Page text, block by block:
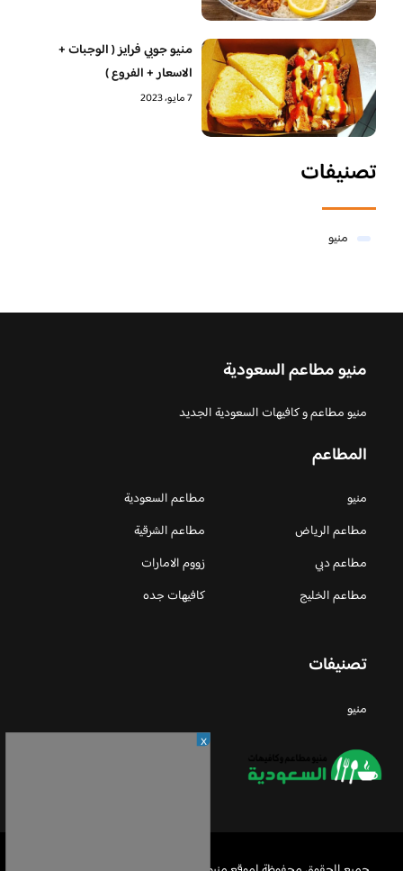
منيو جوبي فرايز ( الوجبات +
الاسعار + الفروع )
7 مايو، 2023
تصنيفات
منيو
منيو مطاعم السعودية
منيو مطاعم و كافيهات السعودية الجديد
المطاعم
منيو
مطاعم السعودية
مطاعم الرياض
مطاعم الشرقية
مطاعم دبي
زووم الامارات
مطاعم الخليج
كافيهات جده
تصنيفات
منيو
X